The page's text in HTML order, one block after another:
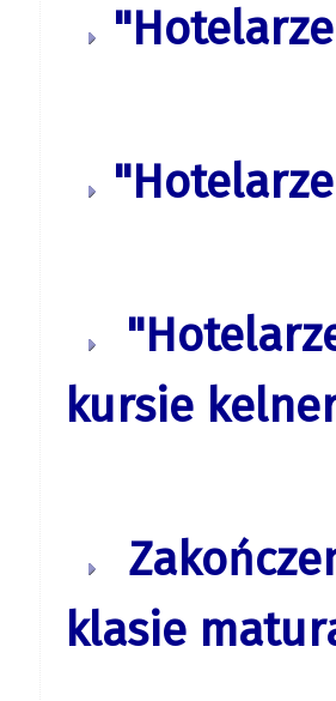
"Hotelarze
kursie
klasie